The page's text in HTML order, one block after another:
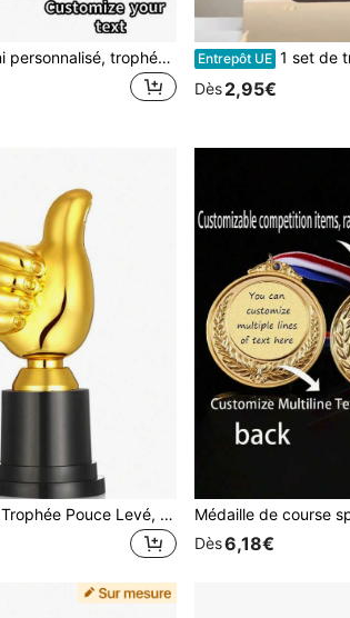
Trophée mini personnalisé, trophée en plastique doré élégant, mini trophée avec base noire, trophée de compétition pour enfants, coupe commémorative d'honneur d'événement sportif marathon, peut être utilisé comme cadeau d'encouragement pour enfants, accessoire de fête, récompense, prix de compétition, cadeau de cérémonie de remise des prix, choix parfait pour les événements de célébration
Entrepôt UE 1 set de trophée en plastique doré universel - convient pour les
Dès 2,95€
1/24 pièces Trophée Pouce Levé, Pour Féliciter les Étudiants Excellents, Reconnaître les Employés, Comme Accessoires de Compétition Sportive ou Cadeaux/Accessoires de Fête de Bureau
Dès6,18€